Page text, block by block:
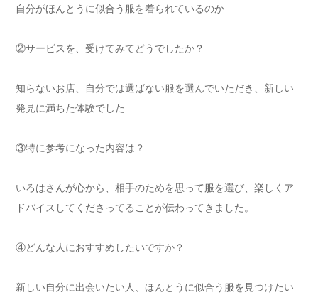
自分がほんとうに似合う服を着られているのか
②サービスを、受けてみてどうでしたか？
知らないお店、自分では選ばない服を選んでいただき、新しい
発見に満ちた体験でした
③特に参考になった内容は？
いろはさんが心から、相手のためを思って服を選び、楽しくア
ドバイスしてくださってることが伝わってきました。
④どんな人におすすめしたいですか？
新しい自分に出会いたい人、ほんとうに似合う服を見つけたい